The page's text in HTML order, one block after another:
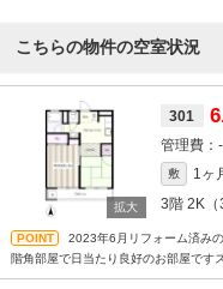
こちらの物件の空室状況
301
-
敷 1ヶ
3階 2K（
2023年6月リフォーム済み
階角部屋で日当たり良好のお部屋です